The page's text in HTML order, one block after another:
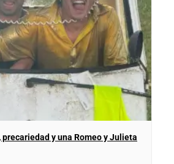
y una Romeo y Julieta